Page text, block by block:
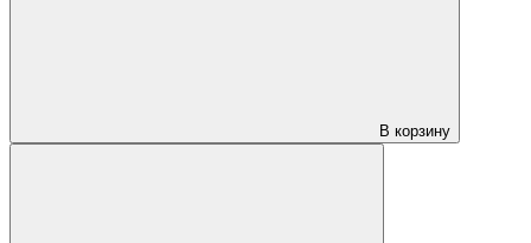
В корзину